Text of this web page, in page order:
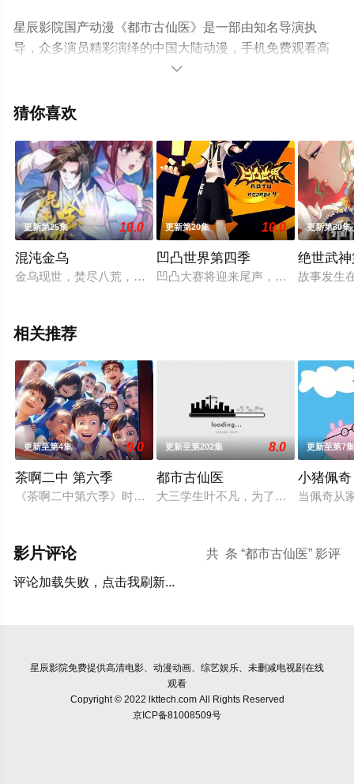
星辰影院国产动漫《都市古仙医》是一部由知名导演执
导，众多演员精彩演绎的中国大陆动漫，手机免费观看高
清无删减完整版动漫全集就上星辰电影网，更多相关信息

猜你喜欢
更新第25集 10.0
混沌金乌
金乌现世，焚尽八荒，震慑万古，执掌诸天！金乌九太子，轮
更新第20集 10.0
凹凸世界第四季
凹凸大赛将迎来尾声，众人也由此走
更新第30集
绝世武
故事发生
相关推荐
更新至第4集 9.0
茶啊二中 第六季
《茶啊二中第六季》时间线来到初三，欢乐的校园日常仍在继
更新至第202集 8.0
都市古仙医
大三学生叶不凡，为了给母亲筹集医
更新至第7
小猪佩
当佩奇从
共 条 “都市古仙医” 影评
影片评论
评论加载失败，点击我刷新...
星辰影院免费提供高清电影、动漫动画、综艺娱乐、未删减电视剧在线
观看
Copyright © 2022 lkttech.com All Rights Reserved
京ICP备81008509号